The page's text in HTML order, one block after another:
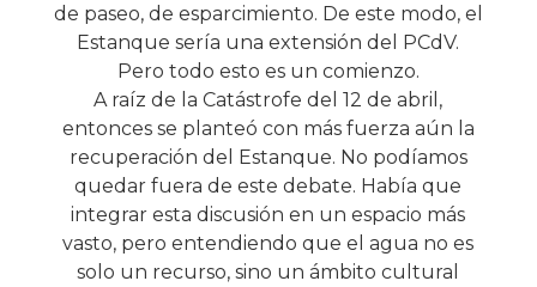
de paseo, de esparcimiento. De este modo, el
Estanque sería una extensión del PCdV.
Pero todo esto es un comienzo.
A raíz de la Catástrofe del 12 de abril,
entonces se planteó con más fuerza aún la
recuperación del Estanque. No podíamos
quedar fuera de este debate. Había que
integrar esta discusión en un espacio más
vasto, pero entendiendo que el agua no es
solo un recurso, sino un ámbito cultural